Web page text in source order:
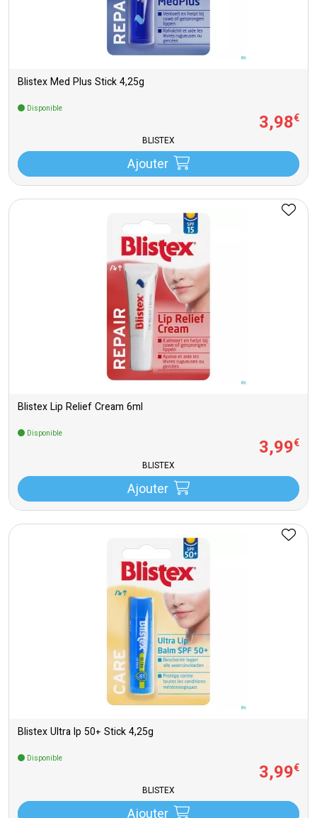
Blistex Med Plus Stick 4,25g
Disponible
3,98€
BLISTEX
Ajouter
Blistex Lip Relief Cream 6ml
Disponible
3,99€
BLISTEX
Ajouter
Blistex Ultra Ip 50+ Stick 4,25g
Disponible
3,99€
BLISTEX